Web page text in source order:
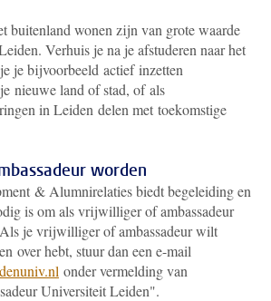
buitenland wonen zijn van grote waarde
Verhuis je na je afstuderen naar het
je bijvoorbeeld actief inzetten
nieuwe land of stad, of als
in Leiden delen met toekomstige
worden
& Alumnirelaties biedt begeleiding en
is om als vrijwilliger of ambassadeur
je vrijwilliger of ambassadeur wilt
over hebt, stuur dan een e-mail
onder vermelding van
Universiteit Leiden".